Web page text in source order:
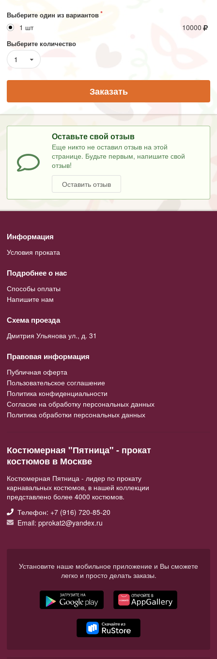
Выберите один из вариантов
1 шт 10000
Выберите количество
1
Заказать
Оставьте свой отзыв
Еще никто не оставил отзыв на этой
странице. Будьте первым, напишите свой
отзыв!
Оставить отзыв
Информация
Условия проката
Подробнее о нас
Способы оплаты
Напишите нам
Схема проезда
Дмитрия Ульянова ул., д. 31
Правовая информация
Публичная оферта
Пользовательское соглашение
Политика конфиденциальности
Согласие на обработку персональных данных
Политика обработки персональных данных
Костюмерная "Пятница" - прокат
костюмов в Москве
Костюмерная Пятница - лидер по прокату
карнавальных костюмов, в нашей коллекции
представлено более 4000 костюмов.
Телефон: +7 (916) 720-85-20
Email: pprokat2@yandex.ru
Установите наше мобильное приложение и Вы сможете
легко и просто делать заказы.